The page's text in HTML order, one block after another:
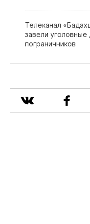
Телеканал
завели уголовные
пограничников